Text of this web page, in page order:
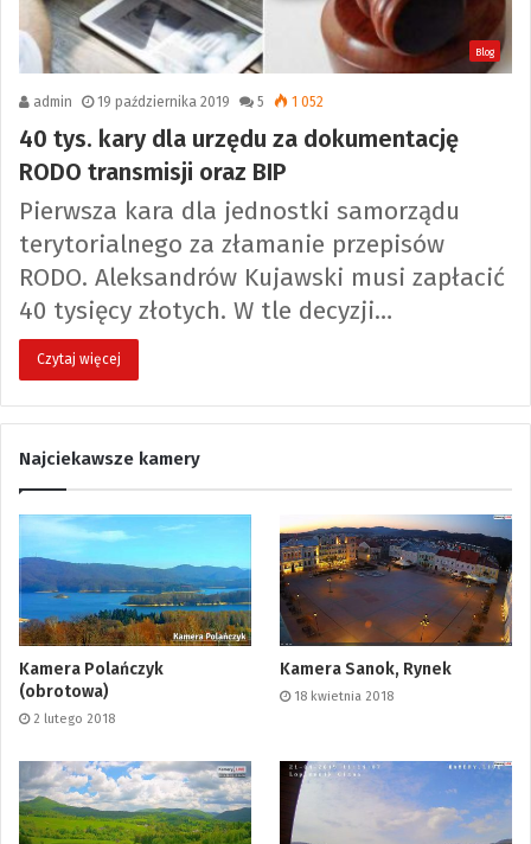
Blog
admin 19 października 2019 5 1 052
40 tys. kary dla urzędu za dokumentację
RODO transmisji oraz BIP
Pierwsza kara dla jednostki samorządu
terytorialnego za złamanie przepisów
RODO. Aleksandrów Kujawski musi zapłacić
40 tysięcy złotych. W tle decyzji…
Czytaj więcej
Najciekawsze kamery
Kamera Polańczyk
(obrotowa)
2 lutego 2018
Kamera Sanok, Rynek
18 kwietnia 2018